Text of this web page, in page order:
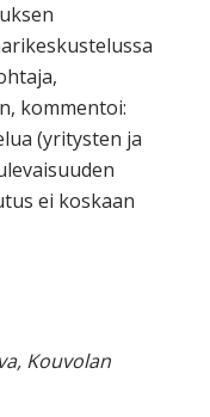
kommentoi:
(yritysten ja
ei koskaan
Kouvolan